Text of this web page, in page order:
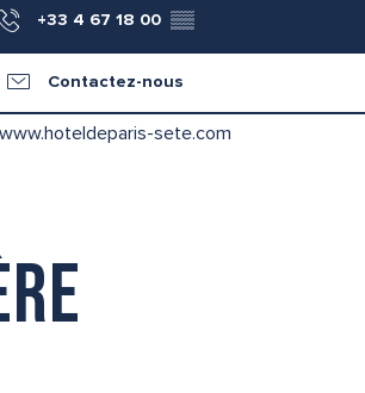
+33 4 67 18 00 ▒▒
Contactez-nous
www.hoteldeparis-sete.com